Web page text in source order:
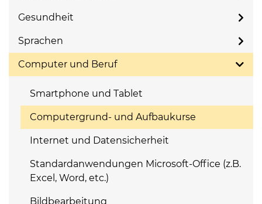
Gesundheit
Sprachen
Computer und Beruf
Smartphone und Tablet
Computergrund- und Aufbaukurse
Internet und Datensicherheit
Standardanwendungen Microsoft-Office (z.B.
Excel, Word, etc.)
Bildbearbeitung